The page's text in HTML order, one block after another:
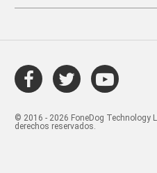
© 2016 - 2026 FoneDog Technology
derechos reservados.